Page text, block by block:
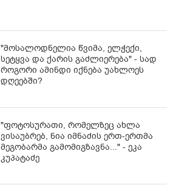
"მოსალოდნელია წვიმა, ელჭექი,
სეტყვა და ქარის გაძლიერება" - სად
როგორი ამინდი იქნება უახლოეს
დღეებში?
"ფოტოსურათი, რომელზეც ახლა
ვისაუბრებ, ნია იმნაძის ერთ-ერთმა
მეგობარმა გამომიგზავნა..." - ეკა
კუპატაძე